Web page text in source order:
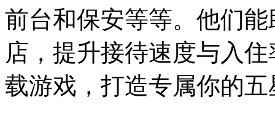
前台和保安等等。他们
店，提升接待速度与入
载游戏，打造专属你的